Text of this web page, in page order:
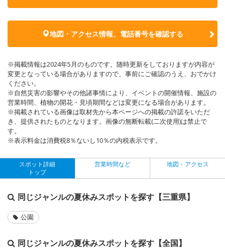
地図・アクセス情報、電話番号を確認する
※掲載情報は2024年5月のものです。随時更新をしておりますが内容が
変更となっている場合がありますので、事前にご確認のうえ、おでかけ
ください。
※自然災害の影響やその他諸事情により、イベントの開催情報、施設の
営業時間、植物の開花・見頃期間などは変更になる場合があります。
※掲載されている画像は取材先から本ページへの掲載の許諾をいただ
き、提供されたものとなります。画像の無断転載(二次使用)は禁止で
す。
※表示料金は消費税8％ないし10％の内税表示です。
スポット詳細
トップ
営業時間など 地図・アクセス
同じジャンルの夏休みスポットを探す【三重県】
公園
同じジャンルの夏休みスポットを探す【全国】